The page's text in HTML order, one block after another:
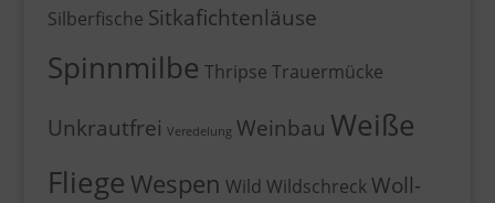
Silberfische Sitkafichtenläuse
Spinnmilbe Thripse Trauermücke
Unkrautfrei Veredelung Weinbau Weiße
Fliege Wespen Wild Wildschreck Woll-